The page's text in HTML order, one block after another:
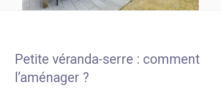
Petite véranda-serre : comment
l’aménager ?